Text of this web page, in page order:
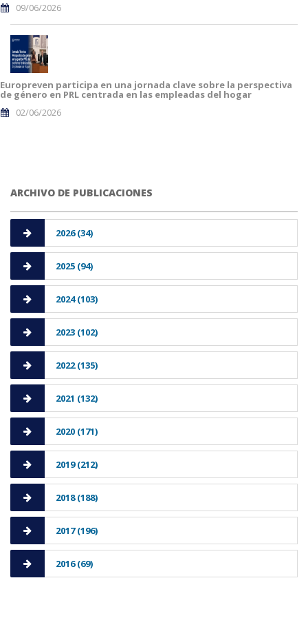
09/06/2026
Europreven participa en una jornada clave sobre la perspectiva
de género en PRL centrada en las empleadas del hogar
02/06/2026
ARCHIVO DE PUBLICACIONES
2026 (34)
2025 (94)
2024 (103)
2023 (102)
2022 (135)
2021 (132)
2020 (171)
2019 (212)
2018 (188)
2017 (196)
2016 (69)